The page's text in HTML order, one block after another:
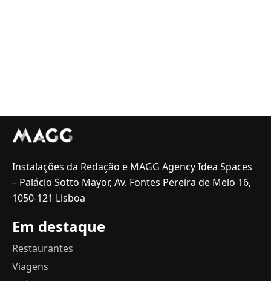
Instalações da Redação e MAGG Agency Idea Spaces
– Palácio Sotto Mayor, Av. Fontes Pereira de Melo 16,
1050-121 Lisboa
Em destaque
Restaurantes
Viagens